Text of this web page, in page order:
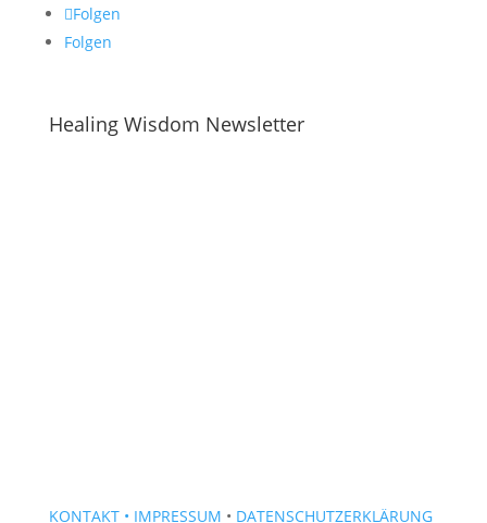
Folgen
Folgen
Healing Wisdom Newsletter
KONTAKT • IMPRESSUM • DATENSCHUTZERKLÄRUNG